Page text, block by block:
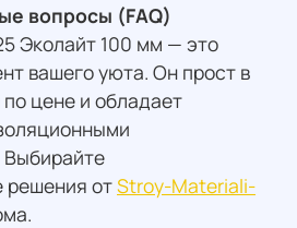
вопросы (FAQ)
Эколайт 100 мм — это
вашего уюта. Он прост в
цене и обладает
Выбирайте
решения отStroy-Materiali-